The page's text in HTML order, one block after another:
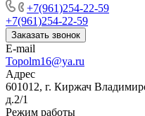
+7(961)254-22-59
+7(961)254-22-59
Заказать звонок
E-mail
Topolm16@ya.ru
Адрес
601012, г. Киржач
д.2/1
Режим работы